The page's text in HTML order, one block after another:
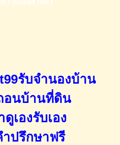
รับจำนองบ้าน
อนบ้านที่ดิน
เองรับเอง
ปรึกษาฟรี